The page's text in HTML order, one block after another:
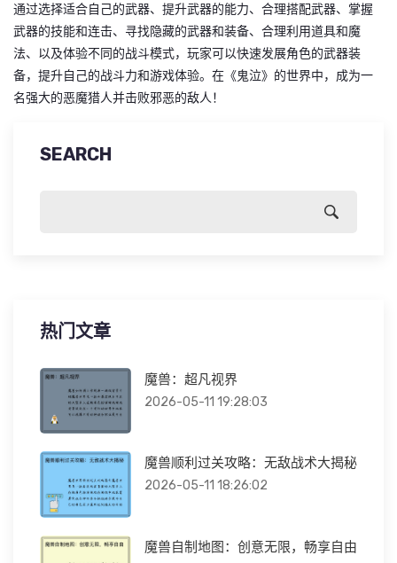
通过选择适合自己的武器、提升武器的能力、合理搭配武器、掌握
武器的技能和连击、寻找隐藏的武器和装备、合理利用道具和魔
法、以及体验不同的战斗模式，玩家可以快速发展角色的武器装
备，提升自己的战斗力和游戏体验。在《鬼泣》的世界中，成为一
名强大的恶魔猎人并击败邪恶的敌人！
SEARCH
热门文章
魔兽：超凡视界
2026-05-11 19:28:03
魔兽顺利过关攻略：无敌战术大揭秘
2026-05-11 18:26:02
魔兽自制地图：创意无限，畅享自由